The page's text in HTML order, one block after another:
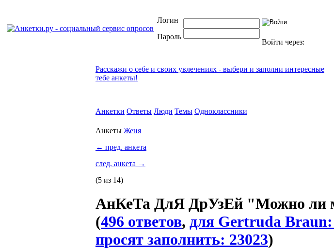
Логин
Пароль
Войти через:
Расскажи о себе и своих увлечениях - выбери и заполни интересные
тебе анкеты!
Анкетки Ответы Люди Темы Одноклассники
Анкеты Женя
← пред. анкета
след. анкета →
(5 из 14)
АнКеТа ДлЯ ДрУзЕй "Можно ли
(496 ответов, для Gertruda Braun:
просят заполнить: 23023)